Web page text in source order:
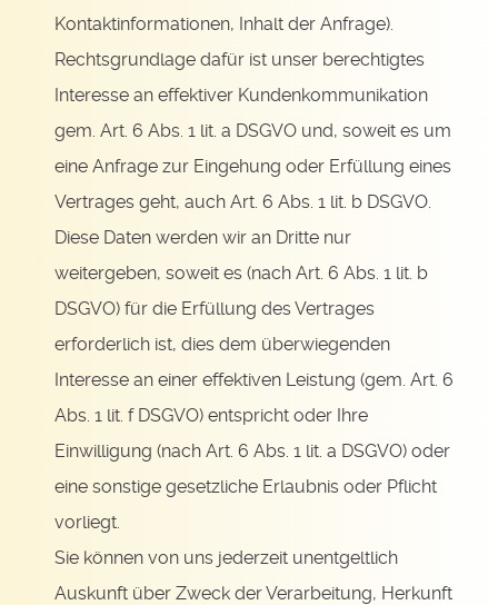
Kontaktinformationen, Inhalt der Anfrage).
Rechtsgrundlage dafür ist unser berechtigtes
Interesse an effektiver Kundenkommunikation
gem. Art. 6 Abs. 1 lit. a DSGVO und, soweit es um
eine Anfrage zur Eingehung oder Erfüllung eines
Vertrages geht, auch Art. 6 Abs. 1 lit. b DSGVO.
Diese Daten werden wir an Dritte nur
weitergeben, soweit es (nach Art. 6 Abs. 1 lit. b
DSGVO) für die Erfüllung des Vertrages
erforderlich ist, dies dem überwiegenden
Interesse an einer effektiven Leistung (gem. Art. 6
Abs. 1 lit. f DSGVO) entspricht oder Ihre
Einwilligung (nach Art. 6 Abs. 1 lit. a DSGVO) oder
eine sonstige gesetzliche Erlaubnis oder Pflicht
vorliegt.
Sie können von uns jederzeit unentgeltlich
Auskunft über Zweck der Verarbeitung, Herkunft